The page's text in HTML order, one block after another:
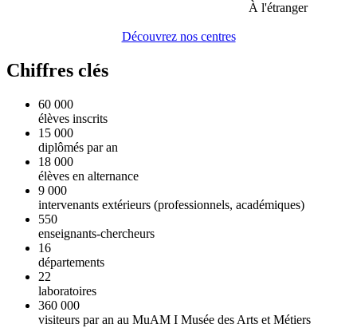
À l'étranger
Découvrez nos centres
Chiffres clés
60 000
élèves inscrits
15 000
diplômés par an
18 000
élèves en alternance
9 000
intervenants extérieurs (professionnels, académiques)
550
enseignants-chercheurs
16
départements
22
laboratoires
360 000
visiteurs par an au MuAM I Musée des Arts et Métiers